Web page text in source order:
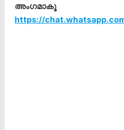
അംഗമാകൂ
https://